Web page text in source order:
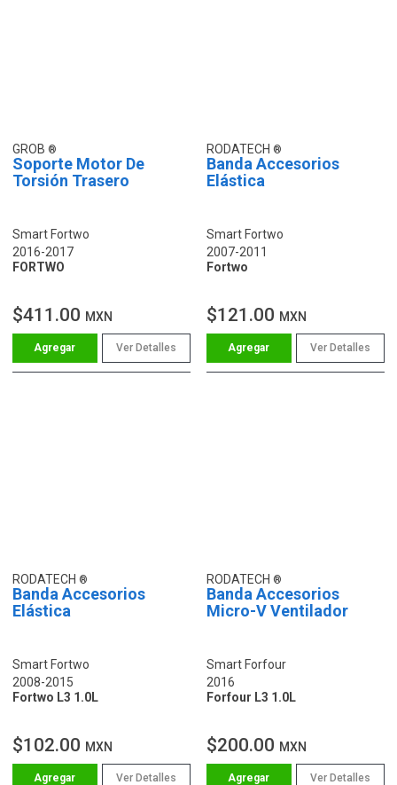
GROB
Soporte Motor De
Torsión Trasero
Smart Fortwo
2016-2017
FORTWO
$411.00 MXN
Ver Detalles
RODATECH
Banda Accesorios
Elástica
Smart Fortwo
2007-2011
Fortwo
$121.00 MXN
Ver Detalles
RODATECH
Banda Accesorios
Elástica
Smart Fortwo
2008-2015
Fortwo L3 1.0L
$102.00 MXN
Ver Detalles
RODATECH
Banda Accesorios
Micro-V Ventilador
Smart Forfour
2016
Forfour L3 1.0L
$200.00 MXN
Ver Detalles